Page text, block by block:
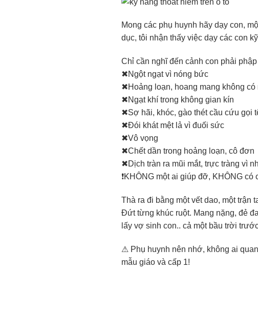
Mong các phụ huynh hãy dạy con,
dục, tôi nhận thấy việc dạy các con
Chỉ cần nghĩ đến cảnh con phải
✖Ngột ngạt vì nóng bức
✖Hoảng loạn, hoang mang không có
✖Ngạt khí trong không gian kín
✖Sợ hãi, khóc, gào thét cầu cứu gọi
✖Đói khát mệt lả vì đuối sức
✖Vô vọng
✖Chết dần trong hoảng loạn, cô đơn
✖Dịch tràn ra mũi mắt, trực tràng vì
❗KHÔNG một ai giúp đỡ, KHÔNG
Thà ra đi bằng một vết dao, một trận
Đứt từng khúc ruột. Mang nặng, đẻ
lấy vợ sinh con.. cả một bầu trời
⚠ Phụ huynh nên nhớ, không ai
mẫu giáo và cấp 1!